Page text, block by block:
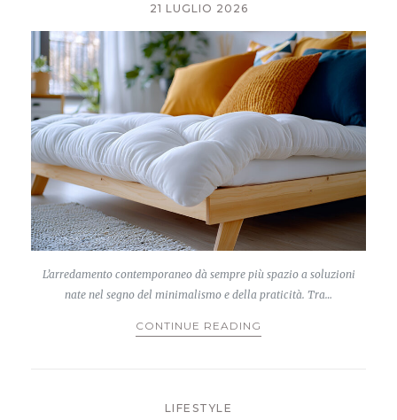
21 LUGLIO 2026
L’arredamento contemporaneo dà sempre più spazio a soluzioni
nate nel segno del minimalismo e della praticità. Tra…
CONTINUE READING
LIFESTYLE